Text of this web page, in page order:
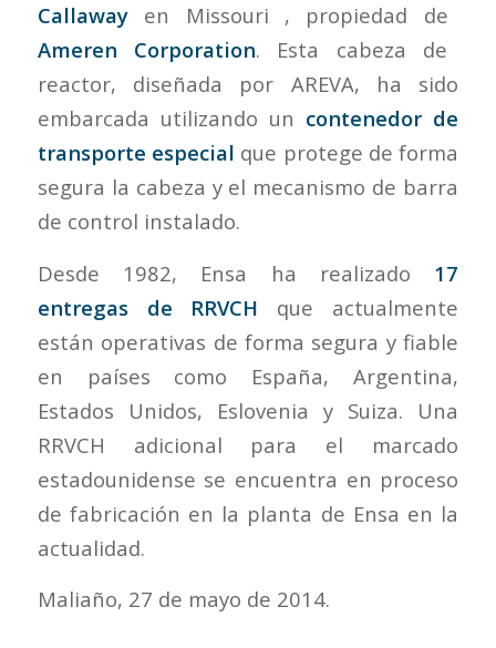
Callawayen Missouri , propiedad de
Ameren Corporation. Esta cabeza de
reactor, diseñada por AREVA, ha sido
embarcada utilizando un contenedor de
transporte especial que protege de forma
segura la cabeza y el mecanismo de barra
de control instalado.
Desde 1982, Ensa ha realizado 17
entregas de RRVCH que actualmente
están operativas de forma segura y fiable
en países como España, Argentina,
Estados Unidos, Eslovenia y Suiza. Una
RRVCH adicional para el marcado
estadounidense se encuentra en proceso
de fabricación en la planta de Ensa en la
actualidad.
Maliaño, 27 de mayo de 2014.